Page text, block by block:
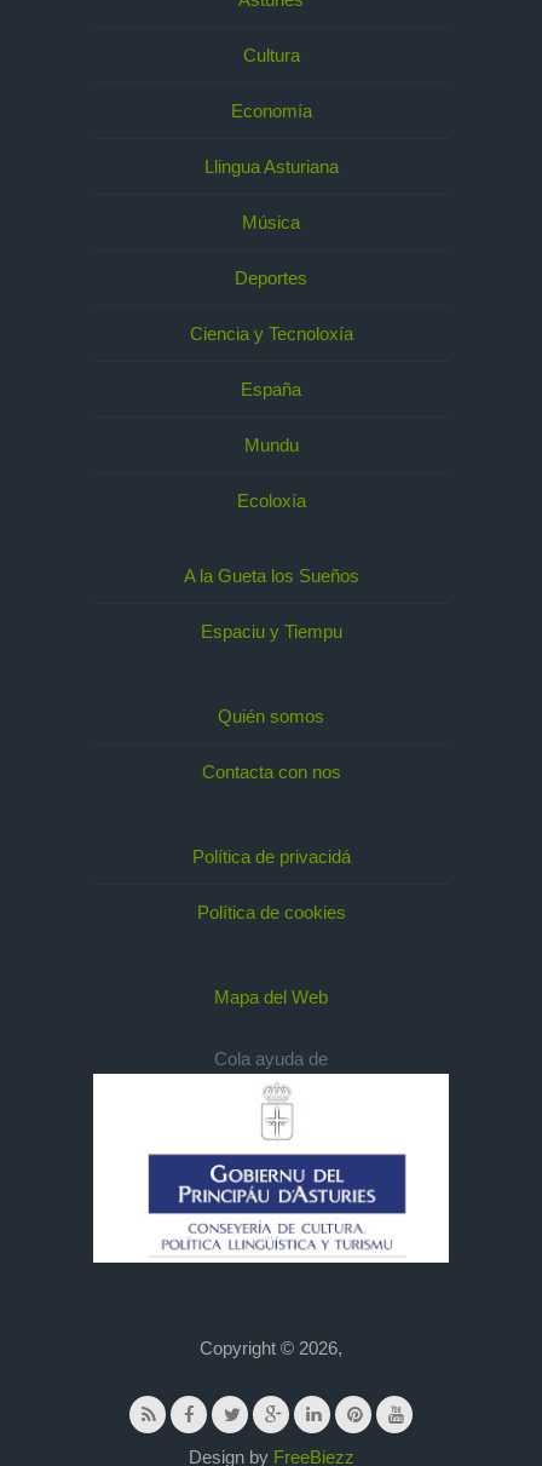
Cultura
Economía
Llingua Asturiana
Música
Deportes
Ciencia y Tecnoloxía
España
Mundu
Ecoloxía
A la Gueta los Sueños
Espaciu y Tiempu
Quién somos
Contacta con nos
Política de privacidá
Política de cookies
Mapa del Web
Cola ayuda de
Copyright © 2026,
Design by FreeBiezz